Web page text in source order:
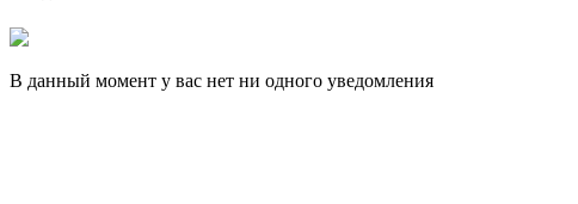
В данный момент у вас нет ни одного уведомления